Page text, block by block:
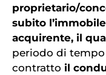
proprietario/
subito
acquirente, il
periodo di
contratto il